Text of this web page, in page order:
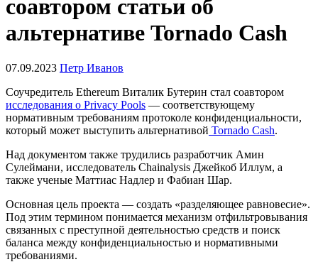
соавтором статьи об
альтернативе Tornado Cash
07.09.2023 Петр Иванов
Соучредитель Ethereum Виталик Бутерин стал соавтором
исследования о Privacy Pools — соответствующему
нормативным требованиям протоколе конфиденциальности,
который может выступить альтернативой Tornado Cash.
Над документом также трудились разработчик Амин
Сулеймани, исследователь Chainalysis Джейкоб Иллум, а
также ученые Маттиас Надлер и Фабиан Шар.
Основная цель проекта — создать «разделяющее равновесие».
Под этим термином понимается механизм отфильтровывания
связанных с преступной деятельностью средств и поиск
баланса между конфиденциальностью и нормативными
требованиями.